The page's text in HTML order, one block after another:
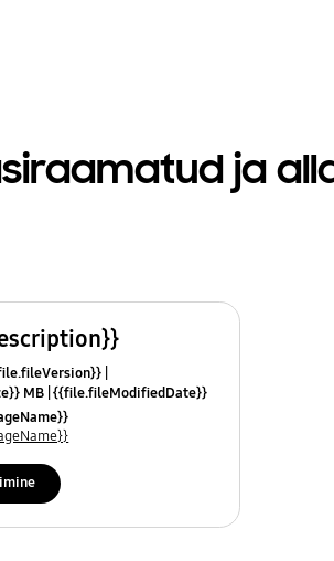
ja
MB {{file.fileModifiedDate}}